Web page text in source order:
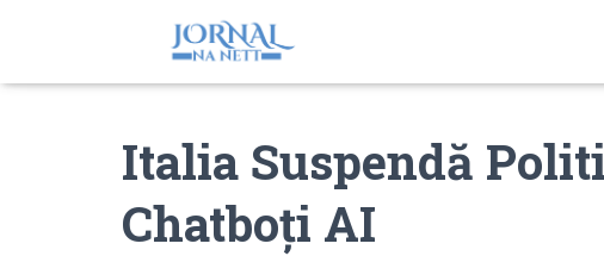
Italia Suspendă
Chatboți AI